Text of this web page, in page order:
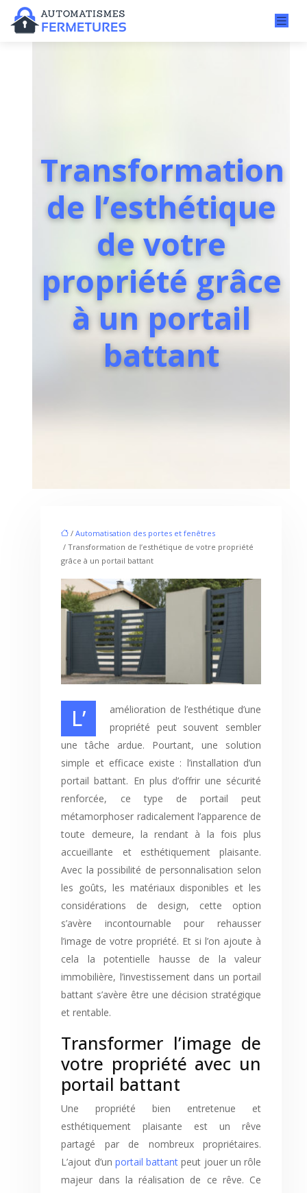
Transformation
de l’esthétique
de votre
propriété grâce
à un portail
battant
/Automatisation des portes et fenêtres
/ Transformation de l’esthétique de votre propriété
grâce à un portail battant
L’amélioration de l’esthétique d’une
propriété peut souvent sembler
une tâche ardue. Pourtant, une solution
simple et efficace existe : l’installation d’un
portail battant. En plus d’offrir une sécurité
renforcée, ce type de portail peut
métamorphoser radicalement l’apparence de
toute demeure, la rendant à la fois plus
accueillante et esthétiquement plaisante.
Avec la possibilité de personnalisation selon
les goûts, les matériaux disponibles et les
considérations de design, cette option
s’avère incontournable pour rehausser
l’image de votre propriété. Et si l’on ajoute à
cela la potentielle hausse de la valeur
immobilière, l’investissement dans un portail
battant s’avère être une décision stratégique
et rentable.
Transformer l’image de
votre propriété avec un
portail battant
Une propriété bien entretenue et
esthétiquement plaisante est un rêve
partagé par de nombreux propriétaires.
L’ajout d’un portail battant peut jouer un rôle
majeur dans la réalisation de ce rêve. Ce